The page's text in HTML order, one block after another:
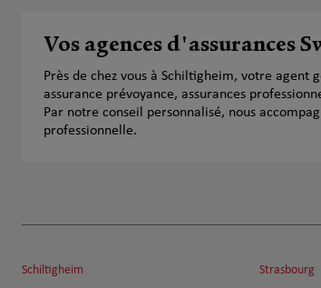
16.76 km
9 Rue Du Kefferberg
67120 Ergersheim
Fermé actuellement
Ouvert sur rdv 09:00 - 12:00 et
Vos agences d'assurances
Près de chez vous à Schiltigheim, votre agent
assurance prévoyance, assurances
Par notre conseil personnalisé, nous
professionnelle.
Schiltigheim Strasbourg